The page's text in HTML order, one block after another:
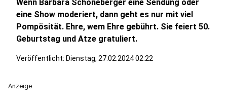
Wenn Barbara Schöneberger eine Sendung oder
eine Show moderiert, dann geht es nur mit viel
Pompösität. Ehre, wem Ehre gebührt. Sie feiert 50.
Geburtstag und Atze gratuliert.
Veröffentlicht: Dienstag, 27.02.2024 02:22
Anzeige